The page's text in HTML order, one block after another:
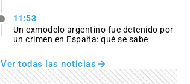
11:53
Un exmodelo argentino fue detenido por
un crimen en España: qué se sabe
Ver todas las noticias